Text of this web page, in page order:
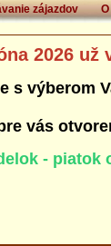
zájazdov
2026 už
s výberom
vás
- piatok